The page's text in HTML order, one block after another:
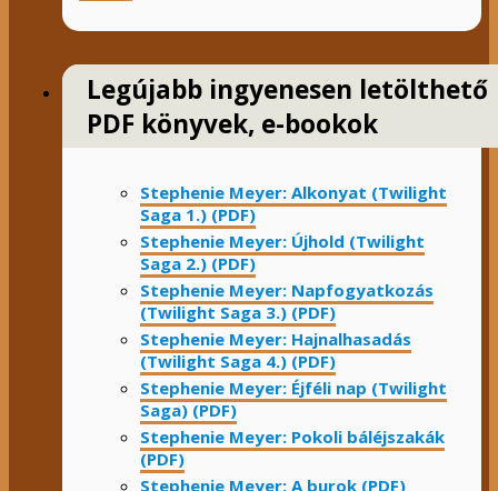
Legújabb ingyenesen letölthető
PDF könyvek, e-bookok
Stephenie Meyer: Alkonyat (Twilight
Saga 1.) (PDF)
Stephenie Meyer: Újhold (Twilight
Saga 2.) (PDF)
Stephenie Meyer: Napfogyatkozás
(Twilight Saga 3.) (PDF)
Stephenie Meyer: Hajnalhasadás
(Twilight Saga 4.) (PDF)
Stephenie Meyer: Éjféli nap (Twilight
Saga) (PDF)
Stephenie Meyer: Pokoli báléjszakák
(PDF)
Stephenie Meyer: A burok (PDF)